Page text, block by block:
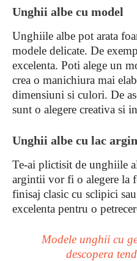
Unghii albe cu model
Unghiile albe pot arata
modele delicate. De
excelenta. Poti alege un
crea o manichiura mai
dimensiuni si culori. De
sunt o alegere creativa si
Unghii albe cu lac
Te-ai plictisit de unghiile
argintii vor fi o alegere la
finisaj clasic cu sclipici
excelenta pentru o
Modele unghii cu
descopera